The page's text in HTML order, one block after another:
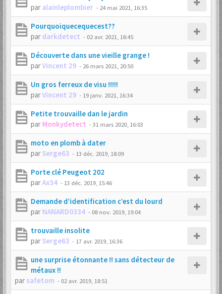
par alainleplombier - 24 mai 2021, 16:35
Pourquoiquecequecest??
par darkdetect - 02 avr. 2021, 18:45
Découverte dans une vieille grange !
parVincent 29 - 26 mars 2021, 20:50
Un gros ferreux de visu !!!!!
parVincent 29 - 19 janv. 2021, 16:34
Petite trouvaille dan le jardin
par Monkydetect -31 mars 2020, 16:03
moto en plomb à dater
par Serge63 - 13 déc. 2019, 18:09
Porte clé Peugeot 202
parAx34 - 13 déc. 2019, 15:46
Demande d’identification c’est du lourd
par NANARD0334 - 08 nov. 2019, 19:04
trouvaille insolite
par Serge63 - 17 avr. 2019, 16:36
une surprise étonnante !! sans détecteur de
métaux !!
par safetom - 02 avr. 2019, 18:51